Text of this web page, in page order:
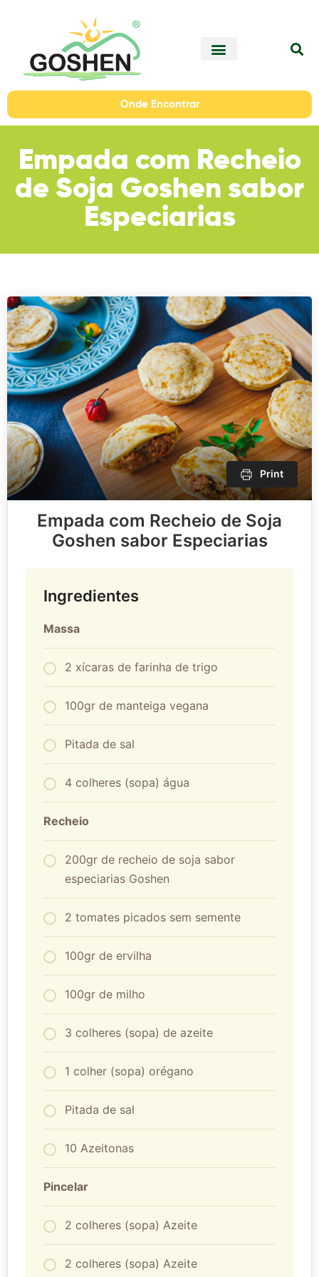
Onde Encontrar
Empada com Recheio
de Soja Goshen sabor
Especiarias
Print
Empada com Recheio de Soja
Goshen sabor Especiarias
Ingredientes
Massa
2 xícaras de farinha de trigo
100gr de manteiga vegana
Pitada de sal
4 colheres (sopa) água
Recheio
200gr de recheio de soja sabor
especiarias Goshen
2 tomates picados sem semente
100gr de ervilha
100gr de milho
3 colheres (sopa) de azeite
1 colher (sopa) orégano
Pitada de sal
10 Azeitonas
Pincelar
2 colheres (sopa) Azeite
2 colheres (sopa) Azeite